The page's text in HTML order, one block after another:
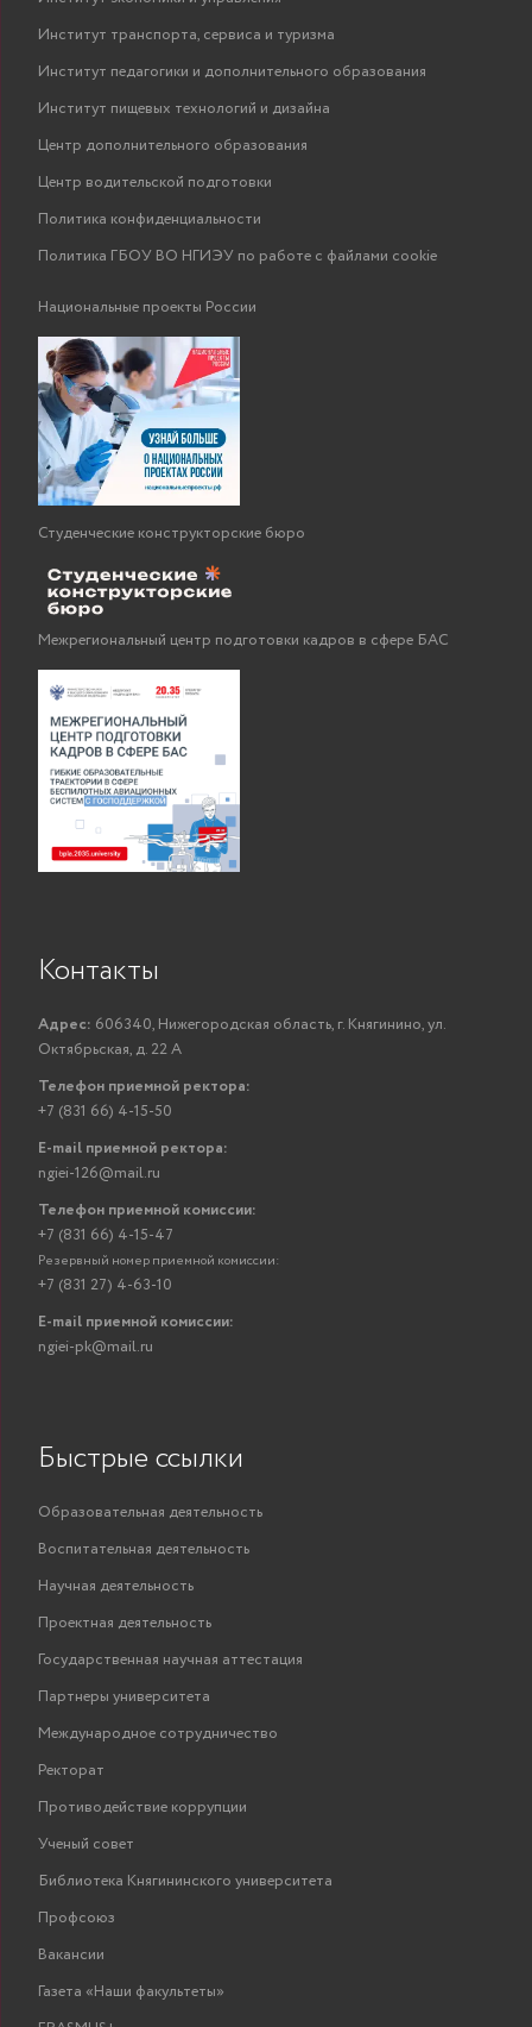
Институт транспорта, сервиса и туризма
Институт педагогики и дополнительного образования
Институт пищевых технологий и дизайна
Центр дополнительного образования
Центр водительской подготовки
Политика конфиденциальности
Политика ГБОУ ВО НГИЭУ по работе с файлами cookie
Национальные проекты России
Студенческие конструкторские бюро
Межрегиональный центр подготовки кадров в сфере БАС
Контакты
Адрес: 606340, Нижегородская область, г. Княгинино, ул.
Октябрьская, д. 22 А
Телефон приемной ректора:
+7 (831 66) 4-15-50
E-mail приемной ректора:
ngiei-126@mail.ru
Телефон приемной комиссии:
+7 (831 66) 4-15-47
Резервный номер приемной комиссии:
+7 (831 27) 4-63-10
E-mail приемной комиссии:
ngiei-pk@mail.ru
Быстрые ссылки
Образовательная деятельность
Воспитательная деятельность
Научная деятельность
Проектная деятельность
Государственная научная аттестация
Партнеры университета
Международное сотрудничество
Ректорат
Противодействие коррупции
Ученый совет
Библиотека Княгининского университета
Профсоюз
Вакансии
Газета «Наши факультеты»